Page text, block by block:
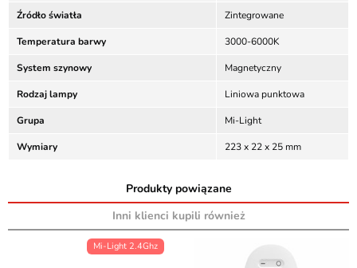
Źródło światła Zintegrowane
Temperatura barwy 3000-6000K
System szynowy Magnetyczny
Rodzaj lampy Liniowa punktowa
Grupa Mi-Light
Wymiary 223 x 22 x 25 mm
Produkty powiązane
Inni klienci kupili również
Mi-Light 2.4Ghz